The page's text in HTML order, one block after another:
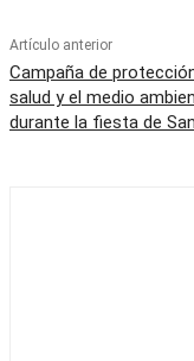
Artículo anterior
Campaña de
salud y el medio
durante la fiesta de